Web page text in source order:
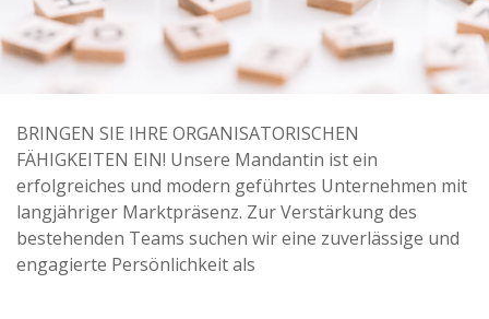
BRINGEN SIE IHRE ORGANISATORISCHEN
FÄHIGKEITEN EIN! Unsere Mandantin ist ein
erfolgreiches und modern geführtes Unternehmen mit
langjähriger Marktpräsenz. Zur Verstärkung des
bestehenden Teams suchen wir eine zuverlässige und
engagierte Persönlichkeit als